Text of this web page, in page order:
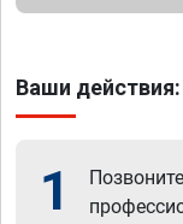
Ваши действия:
1